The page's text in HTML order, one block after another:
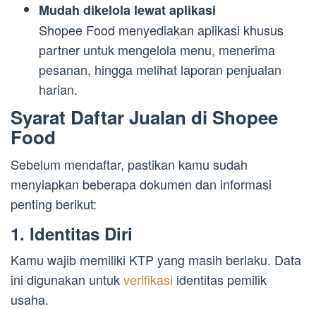
Mudah dikelola lewat aplikasi
Shopee Food menyediakan aplikasi khusus
partner untuk mengelola menu, menerima
pesanan, hingga melihat laporan penjualan
harian.
Syarat Daftar Jualan di Shopee
Food
Sebelum mendaftar, pastikan kamu sudah
menyiapkan beberapa dokumen dan informasi
penting berikut:
1. Identitas Diri
Kamu wajib memiliki KTP yang masih berlaku. Data
ini digunakan untukverifikasi identitas pemilik
usaha.